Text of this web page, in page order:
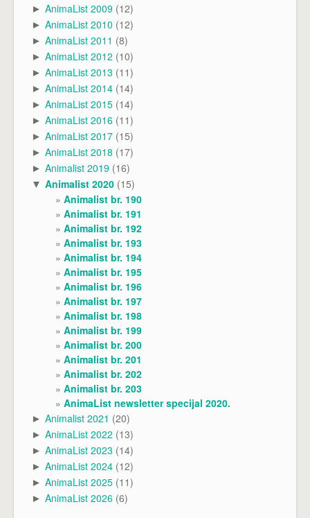
► AnimaList 2009 (12)
► AnimaList 2010 (12)
► AnimaList 2011 (8)
► AnimaList 2012 (10)
► AnimaList 2013 (11)
► AnimaList 2014 (14)
► AnimaList 2015 (14)
► AnimaList 2016 (11)
► AnimaList 2017 (15)
► AnimaList 2018 (17)
► Animalist 2019 (16)
▼ Animalist 2020 (15)
Animalist br. 190
Animalist br. 191
Animalist br. 192
Animalist br. 193
Animalist br. 194
Animalist br. 195
Animalist br. 196
Animalist br. 197
Animalist br. 198
Animalist br. 199
Animalist br. 200
Animalist br. 201
Animalist br. 202
Animalist br. 203
AnimaList newsletter specijal 2020.
► Animalist 2021 (20)
► AnimaList 2022 (13)
► AnimaList 2023 (14)
► AnimaList 2024 (12)
► AnimaList 2025 (11)
► AnimaList 2026 (6)